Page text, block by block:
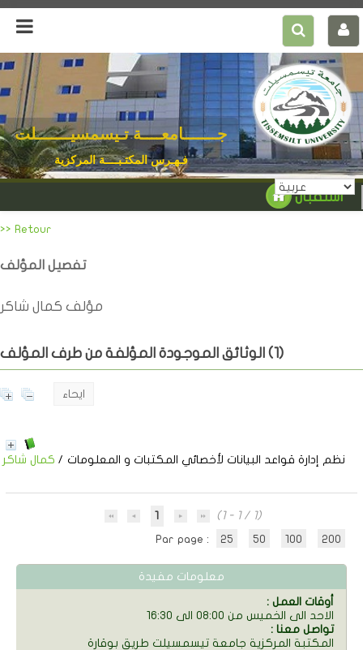
جـــــــامعــــة تـيسمسيـــــــلت
فـهـرس المكتـبــــة المركزية
استقبال
>> Retour
تفصيل المؤلف
مؤلف كمال شاكر
الوثائق الموجودة المؤلفة من طرف المؤلف (1)
ايحاء
نظم إدارة قواعد البيانات لأخصائي المكتبات و المعلومات / كمال شاكر
1
(1 - 1 / 1)
Par page :
25 50 100 200
معلومات مفيدة
: أوقات العمل
الاحد الى الخميس من 08:00 الى 16:30
: تواصل معنا
المكتبة المركزية جامعة تيسمسيلت طريق بوقارة